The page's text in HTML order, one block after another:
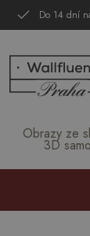
Do 14 dní
Obrazy ze
3D